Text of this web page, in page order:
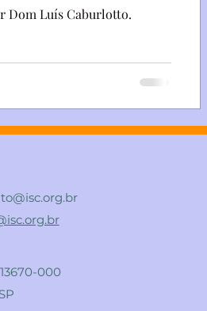
Dom Luís Caburlotto.
000